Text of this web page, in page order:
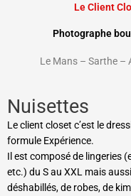
Le Client
Photographe
Le Mans – Sarthe –
Nuisettes
Le client closet c’est le
formule Expérience.
Il est composé de lingeries
etc.) du S au XXL mais
déshabillés, de robes, de